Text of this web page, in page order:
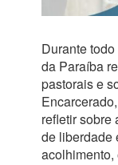
Durante
da Paraíba
pastorais e
refletir sobre
de liberdade